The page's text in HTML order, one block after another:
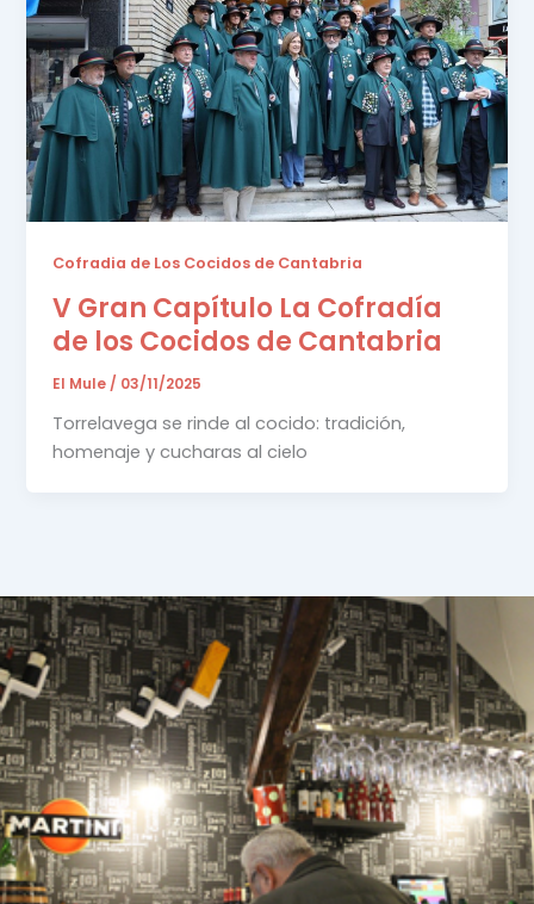
Cofradia de Los Cocidos de Cantabria
V Gran Capítulo La Cofradía
de los Cocidos de Cantabria
El Mule / 03/11/2025
Torrelavega se rinde al cocido: tradición,
homenaje y cucharas al cielo